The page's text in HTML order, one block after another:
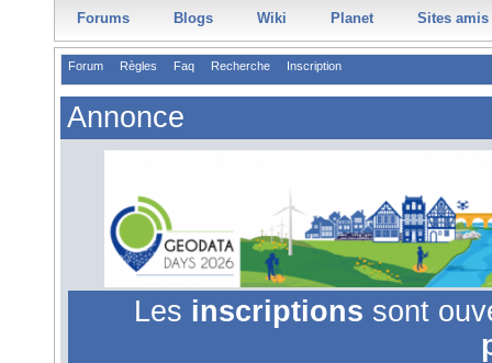
Forums Blogs Wiki Planet Sites amis
Forum Règles Faq Recherche Inscription
Annonce
Les inscriptions sont